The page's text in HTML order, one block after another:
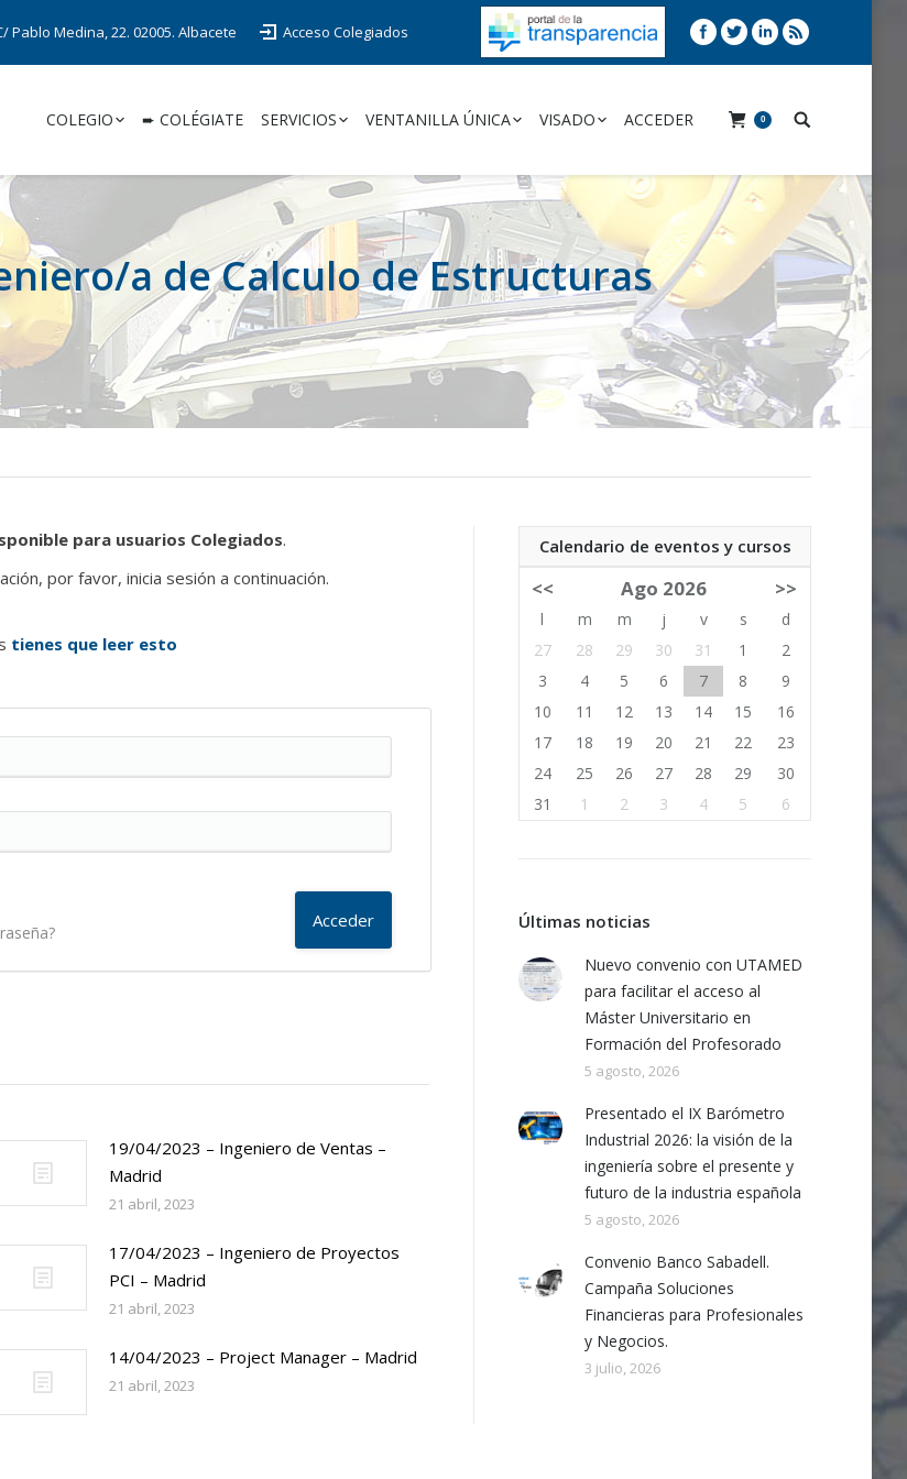
Pablo Medina, 22. 02005. Albacete Acceso Colegiados
COLEGIO ➨ COLÉGIATE SERVICIOS VENTANILLA ÚNICA VISADO ACCEDER 0
a de Calculo de Estructuras
para usuarios Colegiados.
por favor, inicia sesión a continuación.
tienes que leer esto
19/04/2023 – Ingeniero de Ventas –
Madrid
21 abril, 2023
17/04/2023 – Ingeniero de Proyectos
PCI – Madrid
21 abril, 2023
14/04/2023 – Project Manager – Madrid
21 abril, 2023
Calendario de eventos y cursos
<< Ago 2026 >>
l m m j v s
d
27
28 29 30 31 1
2
3
4 5 6 7 8
9
10
11 12 13 14 15
16
17
18 19 20 21 22
23
24
25 26 27 28 29
30
31
1 2 3 4 5 6
Últimas noticias
Nuevo convenio con UTAMED
para facilitar el acceso al
Máster Universitario en
Formación del Profesorado
5 agosto, 2026
Presentado el IX Barómetro
Industrial 2026: la visión de la
ingeniería sobre el presente y
futuro de la industria española
5 agosto, 2026
Convenio Banco Sabadell.
Campaña Soluciones
Financieras para Profesionales
y Negocios.
3 julio, 2026